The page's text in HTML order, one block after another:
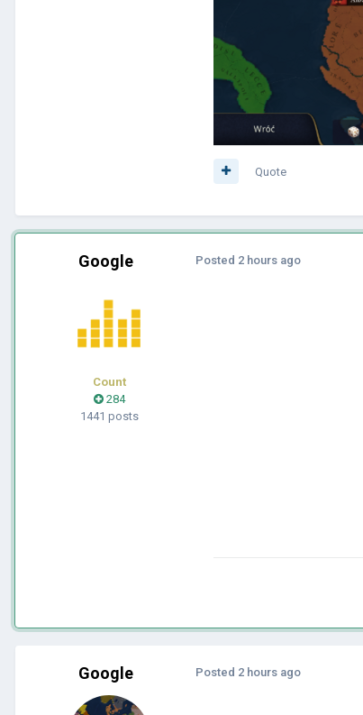
Quote
Google
Count
284
1441 posts
Posted 2 hours ago
Google Posted 2 hours ago